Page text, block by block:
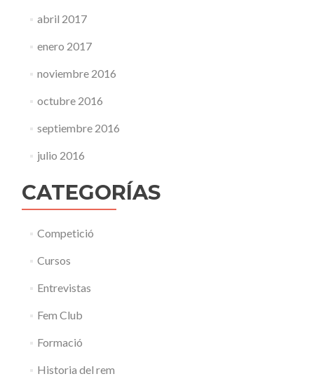
abril 2017
enero 2017
noviembre 2016
octubre 2016
septiembre 2016
julio 2016
CATEGORÍAS
Competició
Cursos
Entrevistas
Fem Club
Formació
Historia del rem